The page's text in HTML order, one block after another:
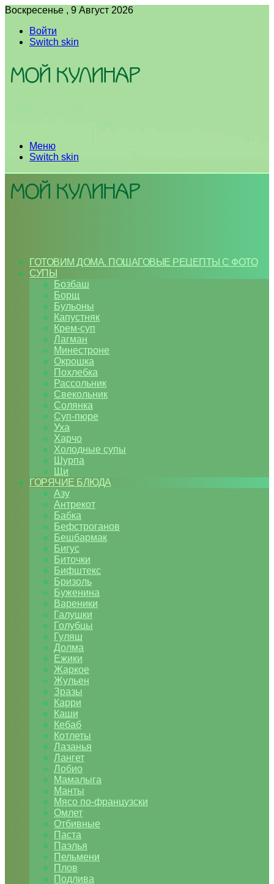
Воскресенье , 9 Август 2026
Войти
Switch skin
Меню
Switch skin
ГОТОВИМ ДОМА. ПОШАГОВЫЕ РЕЦЕПТЫ С ФОТО
СУПЫ
Бозбаш
Борщ
Бульоны
Капустняк
Крем-суп
Лагман
Минестроне
Окрошка
Похлебка
Рассольник
Свекольник
Солянка
Суп-пюре
Уха
Харчо
Холодные супы
Шурпа
Щи
ГОРЯЧИЕ БЛЮДА
Азу
Антрекот
Бабка
Бефстроганов
Бешбармак
Бигус
Биточки
Бифштекс
Бризоль
Буженина
Вареники
Галушки
Голубцы
Гуляш
Долма
Ежики
Жаркое
Жульен
Зразы
Карри
Каши
Кебаб
Котлеты
Лазанья
Лангет
Лобио
Мамалыга
Манты
Мясо по-французски
Омлет
Отбивные
Паста
Паэлья
Пельмени
Плов
Подлива